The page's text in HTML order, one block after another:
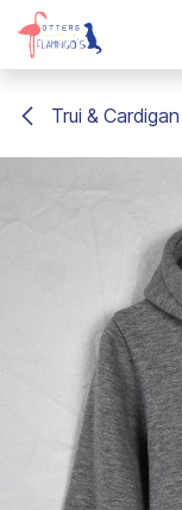
Overslaan naar inhoud
Trui & Cardigan